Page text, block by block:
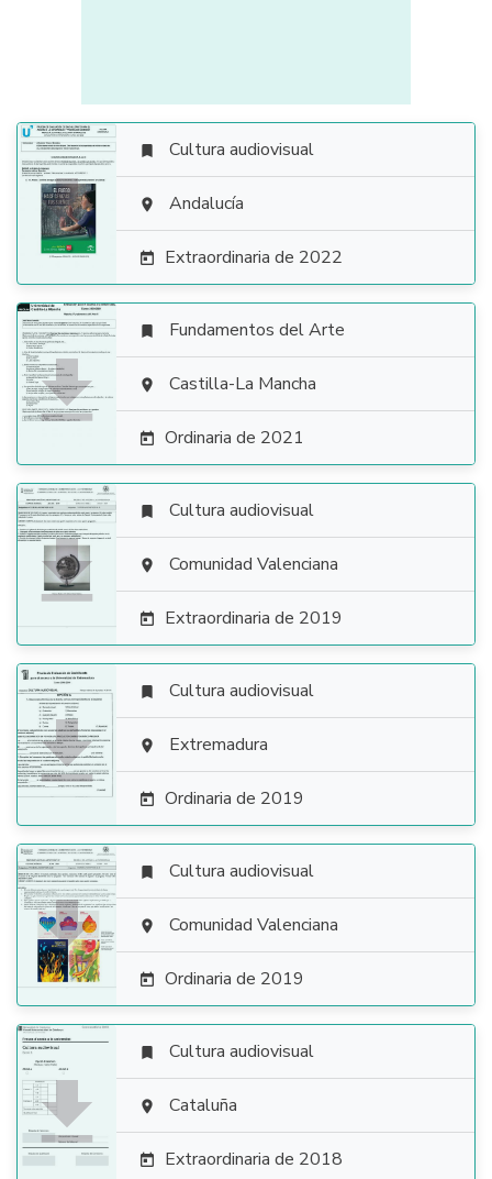

 Cultura audiovisual
 Andalucía
 Extraordinaria de 2022

 Fundamentos del Arte
 Castilla-La Mancha
 Ordinaria de 2021

 Cultura audiovisual
 Comunidad Valenciana
 Extraordinaria de 2019

 Cultura audiovisual
 Extremadura
 Ordinaria de 2019

 Cultura audiovisual
 Comunidad Valenciana
 Ordinaria de 2019

 Cultura audiovisual
 Cataluña
 Extraordinaria de 2018